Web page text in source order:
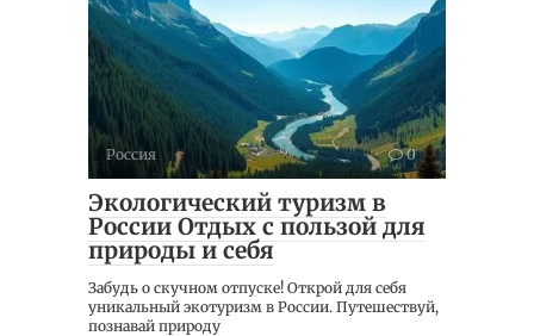
Россия 0
Экологический туризм в
России Отдых с пользой для
природы и себя
Забудь о скучном отпуске! Открой для себя
уникальный экотуризм в России. Путешествуй,
познавай природу